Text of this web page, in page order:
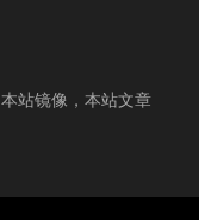
站镜像，本站文章